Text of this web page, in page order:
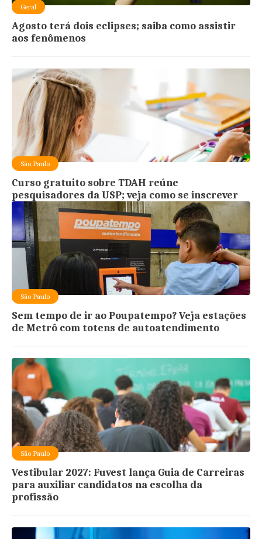
Geral
Agosto terá dois eclipses; saiba como assistir
aos fenômenos
São Paulo
Curso gratuito sobre TDAH reúne
pesquisadores da USP; veja como se inscrever
São Paulo
Sem tempo de ir ao Poupatempo? Veja estações
de Metrô com totens de autoatendimento
São Paulo
Vestibular 2027: Fuvest lança Guia de Carreiras
para auxiliar candidatos na escolha da
profissão